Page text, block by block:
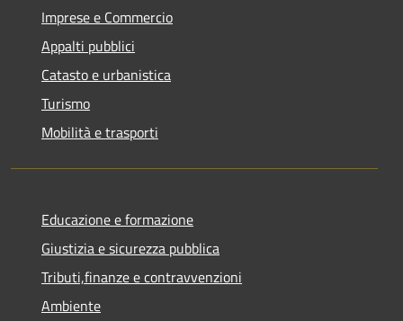
Imprese e Commercio
Appalti pubblici
Catasto e urbanistica
Turismo
Mobilità e trasporti
Educazione e formazione
Giustizia e sicurezza pubblica
Tributi,finanze e contravvenzioni
Ambiente